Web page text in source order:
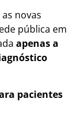
novas
pública em
apenas a
pacientes